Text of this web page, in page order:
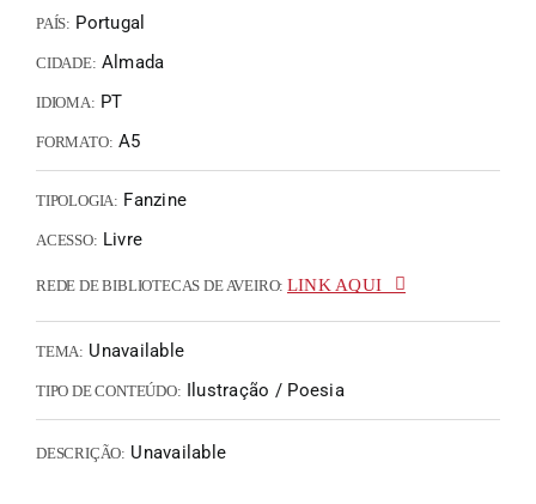
PAÍS: Portugal
CIDADE: Almada
IDIOMA: PT
FORMATO: A5
TIPOLOGIA: Fanzine
ACESSO: Livre
REDE DE BIBLIOTECAS DE AVEIRO: LINK AQUI
TEMA: Unavailable
TIPO DE CONTEÚDO: Ilustração / Poesia
DESCRIÇÃO: Unavailable